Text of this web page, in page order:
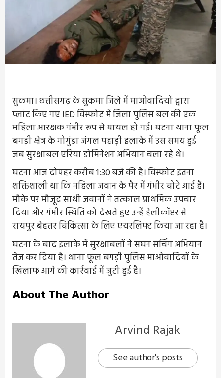
सुकमा। छत्तीसगढ़ के सुकमा जिले में माओवादियों द्वारा
प्लांट किए गए IED विस्फोट में जिला पुलिस बल की एक
महिला आरक्षक गंभीर रूप से घायल हो गई। घटना थाना फूल
बगड़ी क्षेत्र के गोगुंडा जंगल पहाड़ी इलाके में उस समय हुई
जब सुरक्षाबल एरिया डोमिनेशन अभियान चला रहे थे।
घटना आज दोपहर करीब 1:30 बजे की है। विस्फोट इतना
शक्तिशाली था कि महिला जवान के पैर में गंभीर चोटें आई हैं।
मौके पर मौजूद साथी जवानों ने तत्काल प्राथमिक उपचार
दिया और गंभीर स्थिति को देखते हुए उन्हें हेलीकॉप्टर से
रायपुर बेहतर चिकित्सा के लिए एयरलिफ्ट किया जा रहा है।
घटना के बाद इलाके में सुरक्षाबलों ने सघन सर्चिंग अभियान
तेज कर दिया है। थाना फूल बगड़ी पुलिस माओवादियों के
खिलाफ आगे की कार्रवाई में जुटी हुई है।
About The Author
Arvind Rajak
See author's posts